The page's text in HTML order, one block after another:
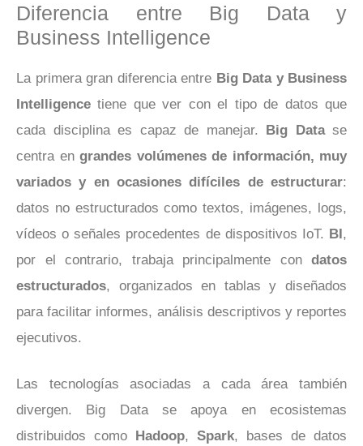
Diferencia entre Big Data y
Business Intelligence
La primera gran diferencia entre Big Data y Business
Intelligence tiene que ver con el tipo de datos que
cada disciplina es capaz de manejar. Big Datase
centra en grandes volúmenes de información, muy
variados y en ocasiones difíciles de estructurar:
datos no estructurados como textos, imágenes, logs,
vídeos o señales procedentes de dispositivos IoT. BI,
por el contrario, trabaja principalmente con datos
estructurados, organizados en tablas y diseñados
para facilitar informes, análisis descriptivos y reportes
ejecutivos.
Las tecnologías asociadas a cada área también
divergen. Big Data se apoya en ecosistemas
distribuidos como
Hadoop, Spark, bases de datos